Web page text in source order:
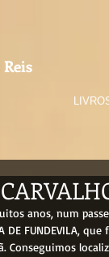
DE FUNDEVILA,